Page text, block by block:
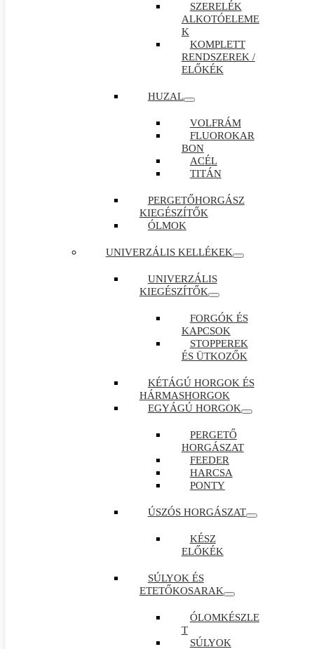
SZERELÉK
ALKOTÓELEME
K
KOMPLETT
RENDSZEREK /
ELŐKÉK
HUZAL
VOLFRÁM
FLUOROKAR
BON
ACÉL
TITÁN
PERGETŐHORGÁSZ
KIEGÉSZÍTŐK
ÓLMOK
UNIVERZÁLIS KELLÉKEK
UNIVERZÁLIS
KIEGÉSZÍTŐK
FORGÓK ÉS
KAPCSOK
STOPPEREK
ÉS ÜTKOZŐK
KÉTÁGÚ HORGOK ÉS
HÁRMASHORGOK
EGYÁGÚ HORGOK
PERGETŐ
HORGÁSZAT
FEEDER
HARCSA
PONTY
ÚSZÓS HORGÁSZAT
KÉSZ
ELŐKÉK
SÚLYOK ÉS
ETETŐKOSARAK
ÓLOMKÉSZLE
T
SÚLYOK